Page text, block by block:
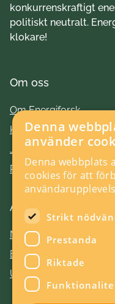
konkurrenskraftigt
politiskt neutralt.
klokare!
Om oss
Om Energiforsk
Kontakt
Jobba hos oss
Press
Aktuellt
Nyheter
Evenemang
Utlysningar
Denna
använder
Denna webbplats
cookies för att
Strikt
Prestanda
Riktade